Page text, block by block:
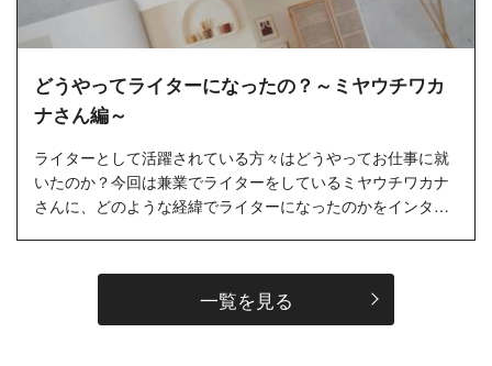
どうやってライターになったの？～ミヤウチワカ
ナさん編～
ライターとして活躍されている方々はどうやってお仕事に就
いたのか？今回は兼業でライターをしているミヤウチワカナ
さんに、どのような経緯でライターになったのかをインタビ
一覧を見る